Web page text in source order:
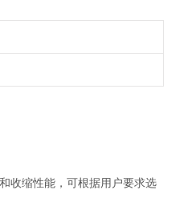
收缩性能，可根据用户要求选